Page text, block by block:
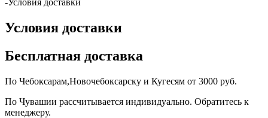
-Условия доставки
Условия доставки
Бесплатная доставка
По Чебоксарам,Новочебоксарску и Кугесям от 3000 руб.
По Чувашии рассчитывается индивидуально. Обратитесь к
менеджеру.